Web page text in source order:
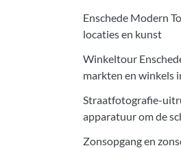
Enschede Modern
locaties en kunst
Winkeltour
markten en winkels
Straatfotografie-
apparatuur om de
Zonsopgang en